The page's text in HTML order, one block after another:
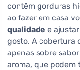
contêm gorduras
ao fazer em casa
qualidade e
gosto. A cobertura
apenas sobre
aroma, que podem